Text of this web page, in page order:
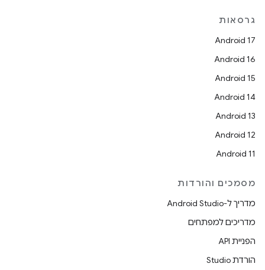
גרסאות
Android 17
Android 16
Android 15
Android 14
Android 13
Android 12
Android 11
מסמכים והורדות
מדריך ל-Android Studio
מדריכים למפתחים
הפניית API
הורדת Studio